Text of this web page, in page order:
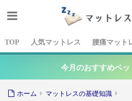
TOP 人気マットレス 腰痛マット
今月のおすすめベッ
ホーム マットレスの基礎知識